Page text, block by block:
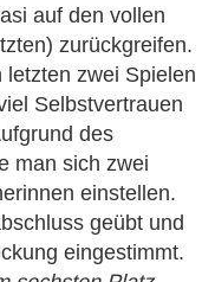
auf den vollen
zurückgreifen.
zwei Spielen
Selbstvertrauen
des
man sich zwei
einstellen.
geübt und
eingestimmt.